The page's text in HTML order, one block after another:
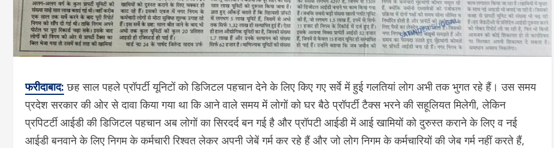
फरीदाबाद: छह साल पहले प्रॉपर्टी यूनिटों को डिजिटल पहचान देने के लिए किए गए सर्वे में हुई गलतियां लोग अभी तक भुगत रहे हैं। उस समय
प्रदेश सरकार की ओर से दावा किया गया था कि आने वाले समय में लोगों को घर बैठे प्रॉपर्टी टैक्स भरने की सहूलियत मिलेगी, लेकिन
प्रपिटर्टी आईडी की डिजिटल पहचान अब लोगों का सिरदर्द बन गई है और प्रॉपटी आईडी में आई खामियों को दुरुस्त कराने के लिए व नई
आईडी बनवाने के लिए निगम के कर्मचारी रिश्वत लेकर अपनी जेबें गर्म कर रहे हैं और जो लोग निगम के कर्मचारियों की जेब गर्म नहीं करते हैं,